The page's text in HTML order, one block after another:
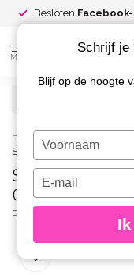
Besloten
MENU
Home /
Set Gellak
Stickers
Set Gellak
Gratis Colorpop
DIVA
Schrijf je
Blijf op de hoogte
Typ
je
naam
Typ
je
e-
in